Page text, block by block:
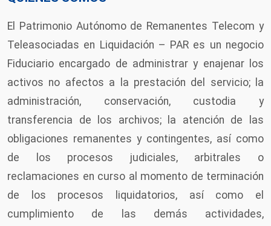
El Patrimonio Autónomo de Remanentes Telecom y
Teleasociadas en Liquidación – PAR es un negocio
Fiduciario encargado de administrar y enajenar los
activos no afectos a la prestación del servicio; la
administración, conservación, custodia y
transferencia de los archivos; la atención de las
obligaciones remanentes y contingentes, así como
de los procesos judiciales, arbitrales o
reclamaciones en curso al momento de terminación
de los procesos liquidatorios, así como el
cumplimiento de las demás actividades,